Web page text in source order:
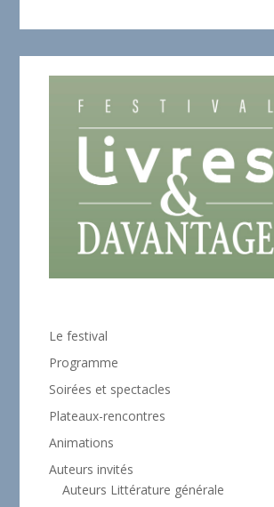
Le festival
Programme
Soirées et spectacles
Plateaux-rencontres
Animations
Auteurs invités
Auteurs Littérature générale